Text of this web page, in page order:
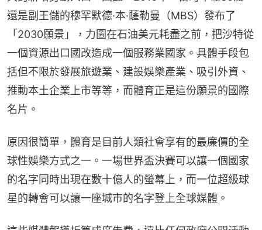
還是副王儲的穆罕默德·本·薩勒曼（MBS）發布了
「2030願景」，力圖在石油美元耗盡之前，把沙特從
一個資源出口國改造成一個服務業國家。具體手段包
括但不限於發展旅遊業、建設娛樂產業、吸引外資、
推動本土企業上市等等，而體育正是這份願景的國際
名片。
原因很簡單，體育是目前人類社會享有的最廉價的全
球性娛樂方式之一。一場世界盃決賽可以讓一個國家
的名字同時出現在數十億人的螢幕上，而一位超級球
星的轉會可以讓一座城市的名字登上全球媒體。